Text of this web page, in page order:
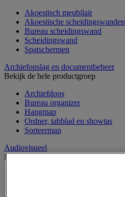
Akoestisch meubilair
Akoestische scheidingswanden
Bureau scheidingswand
Scheidingswand
Spatschermen
Archiefopslag en documentbeheer
Bekijk de hele productgroep
Archiefdoos
Bureau organizer
Hangmap
Ordner, tabblad en showtas
Sorteermap
Audiovisueel
Bekijk de hele productgroep